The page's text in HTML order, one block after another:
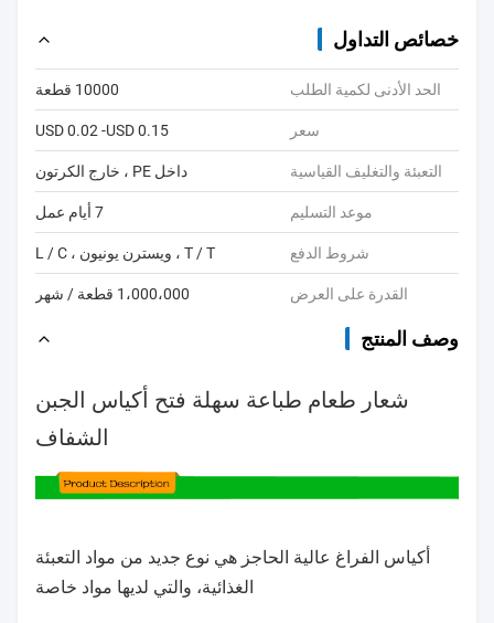
خصائص التداول
الحد الأدنى لكمية الطلب 10000 قطعة
سعر USD 0.02 -USD 0.15
التعبئة والتغليف القياسية داخل PE ، خارج الكرتون
موعد التسليم 7 أيام عمل
شروط الدفع T / T ، ويسترن يونيون ، L / C
القدرة على العرض 1،000،000 قطعة / شهر
وصف المنتج
شعار طعام طباعة سهلة فتح أكياس الجبن
الشفاف
أكياس الفراغ عالية الحاجز هي نوع جديد من مواد التعبئة
الغذائية، والتي لديها مواد خاصة